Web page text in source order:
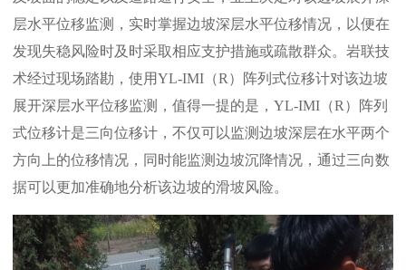
层水平位移监测，实时掌握边坡深层水平位移情况，以便在
发现失稳风险时及时采取相应支护措施或疏散群众。岩联技
术经过现场踏勘，使用YL-IMI（R）阵列式位移计对该边坡
展开深层水平位移监测，值得一提的是，YL-IMI（R）阵列
式位移计是三向位移计，不仅可以监测边坡深层在水平两个
方向上的位移情况，同时能监测边坡沉降情况，通过三向数
据可以更加准确地分析该边坡的滑坡风险。